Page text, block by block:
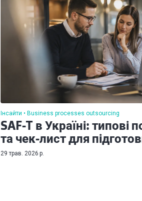
Інсайти Business processes outsourcing
SAF-T в Україні: типові
та чек-лист для
29 трав. 2026 р.